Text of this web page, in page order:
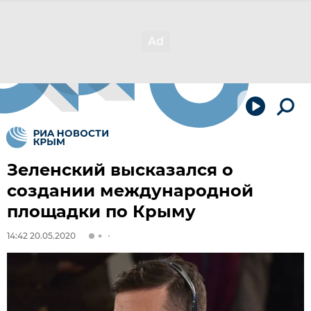
Зеленский высказался о
создании международной
площадки по Крыму
14:42 20.05.2020